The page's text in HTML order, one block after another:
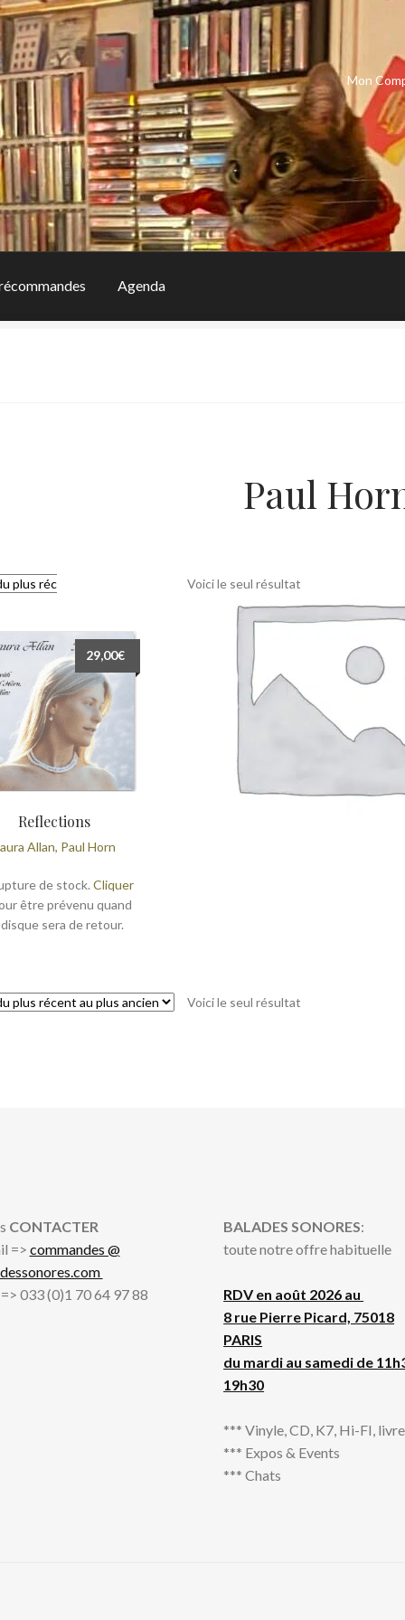
Mon
Agenda
Paul
Voici le seul résultat
Reflections
Allan, Paul Horn
29,00€
de stock. Cliquer
être prévenu quand
sera de retour.
Voici le seul résultat
CONTACTER
=> commandes @
033 (0)1 70 64 97 88
BALADES SONORES:
toute notre offre habituelle
RDV en août 2026 au
8 rue Pierre Picard, 75018
PARIS
du mardi au samedi de
19h30
*** Vinyle, CD, K7, Hi-FI,
*** Expos & Events
*** Chats